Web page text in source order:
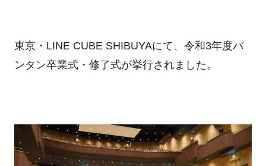
東京・LINE CUBE SHIBUYAにて、令和3年度バ
ンタン卒業式・修了式が挙行されました。